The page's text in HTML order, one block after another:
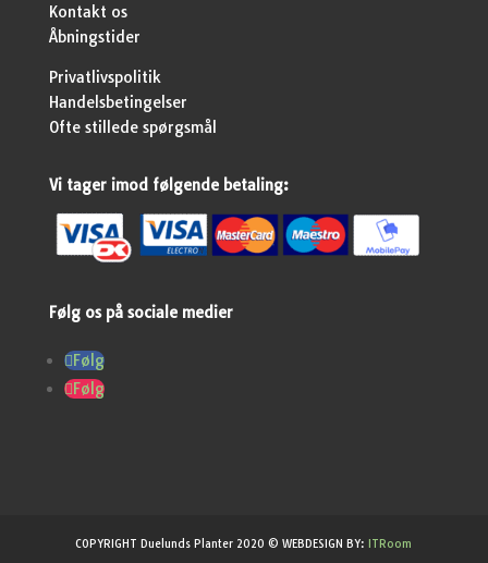
Kontakt os
Åbningstider
Privatlivspolitik
Handelsbetingelser
Ofte stillede spørgsmål
Vi tager imod følgende betaling:
Følg os på sociale medier
Følg
Følg
COPYRIGHT Duelunds Planter 2020 © WEBDESIGN BY: ITRoom